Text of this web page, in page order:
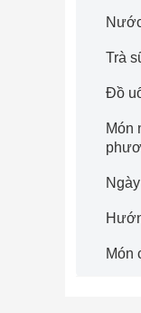
Trà
Đồ
Món
Món